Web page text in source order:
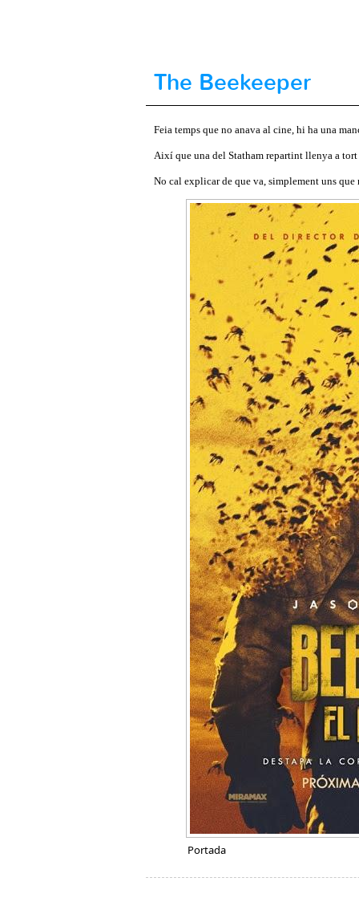
The Beekeeper
Feia temps que no anava al cine, hi ha una
Així que una del Statham repartint llenya a tort
No cal explicar de que va, simplement uns que
Portada